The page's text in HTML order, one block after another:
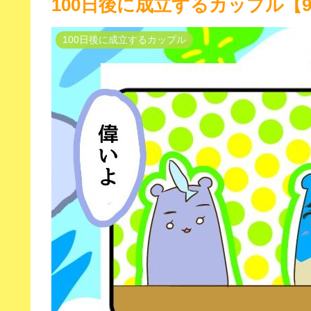
100日後に成立するカップル【
100日後に成立するカップル